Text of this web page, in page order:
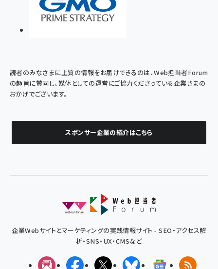
読者のみなさまに上質の情報をお届けできるのは、Web担当者Forum
の趣旨に賛同し、媒体としての運営にご協力くださっている企業さまの
おかげでございます。
スポンサー企業の紹介はこちら
企業Webサイトとマーケティングの実践情報サイト - SEO・アクセス解
析・SNS・UX・CMSなど
メルマガFacebookX(エックス)BlueskyGoogleニュ
RSS